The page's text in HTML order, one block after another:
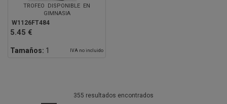
TROFEO DISPONIBLE EN
GIMNASIA
W1126FT484
5.45 €
Tamaños: 1 IVA no incluido
355 resultados encontrados